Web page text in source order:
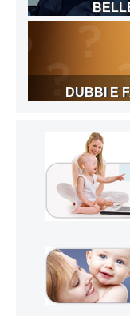
DUBBI E